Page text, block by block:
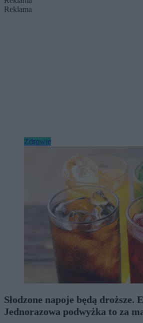
Reklama
Zdrowie
Słodzone napoje będą droższe.
Jednorazowa podwyżka to za